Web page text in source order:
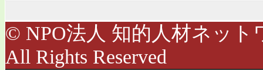
© NPO法人 知的人材ネット
All Rights Reserved